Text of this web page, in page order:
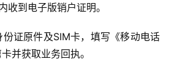
收到电子版销户证明。
份证原件及SIM卡，填写《移动电话
并获取业务回执。